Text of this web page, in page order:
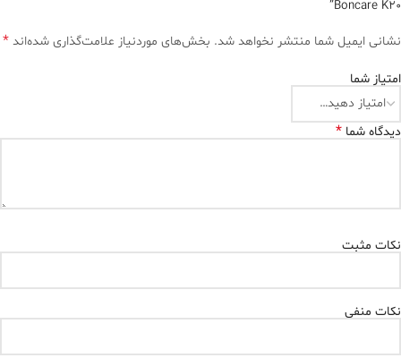
Boncare K20”
نشانی ایمیل شما منتشر نخواهد شد. بخش‌های موردنیاز علامت‌گذاری شده‌اند *
امتیاز شما
دیدگاه شما *
نکات مثبت
نکات منفی